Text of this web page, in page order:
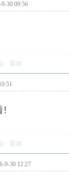
9-30 09:56
反对
反对
9-30 12:27